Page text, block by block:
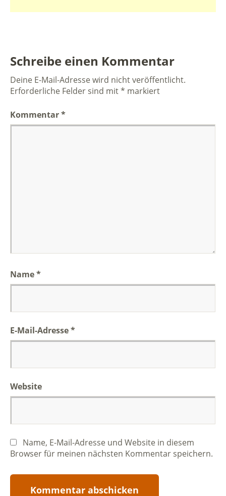
Schreibe einen Kommentar
Deine E-Mail-Adresse wird nicht veröffentlicht.
Erforderliche Felder sind mit* markiert
Kommentar*
Name*
E-Mail-Adresse*
Website
Name, E-Mail-Adresse und Website in diesem
Browser für meinen nächsten Kommentar speichern.